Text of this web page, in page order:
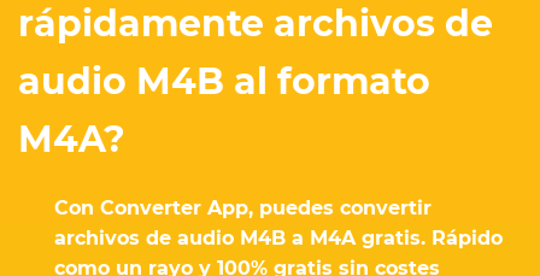
rápidamente archivos de
audio M4B al formato
M4A?
Con Converter App, puedes convertir
archivos de audio M4B a M4A gratis. Rápido
como un rayo y 100% gratis sin costes